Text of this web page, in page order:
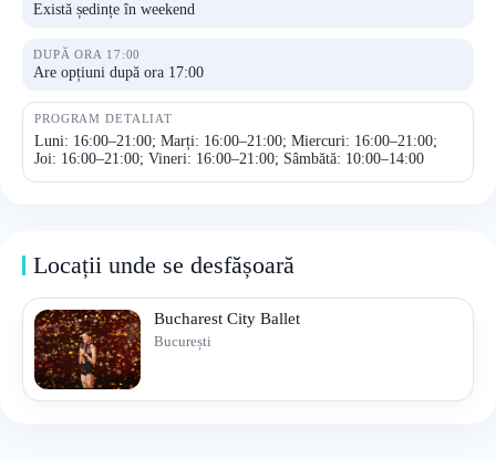
Există ședințe în weekend
DUPĂ ORA 17:00
Are opțiuni după ora 17:00
PROGRAM DETALIAT
Luni: 16:00–21:00; Marți: 16:00–21:00; Miercuri: 16:00–21:00;
Joi: 16:00–21:00; Vineri: 16:00–21:00; Sâmbătă: 10:00–14:00
Locații unde se desfășoară
Bucharest City Ballet
București